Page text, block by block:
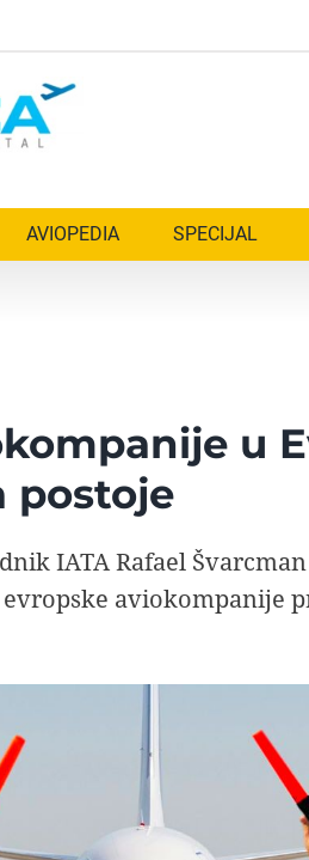
AVIOPEDIA SPECIJAL
u
postoje
IATA Rafael
aviokompanije